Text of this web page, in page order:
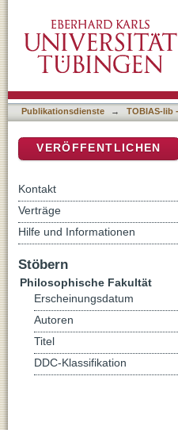
Publikationsdienste → TOBIAS-lib
VERÖFFENTLICHEN
Kontakt
Verträge
Hilfe und Informationen
Stöbern
Philosophische Fakultät
Erscheinungsdatum
Autoren
Titel
DDC-Klassifikation